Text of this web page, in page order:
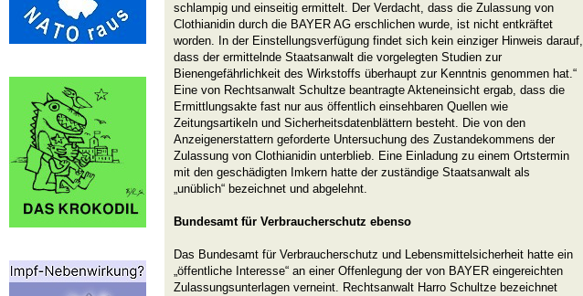
schlampig und einseitig ermittelt. Der Verdacht, dass die Zulassung von
Clothianidin durch die BAYER AG erschlichen wurde, ist nicht entkräftet
worden. In der Einstellungsverfügung findet sich kein einziger Hinweis darauf,
dass der ermittelnde Staatsanwalt die vorgelegten Studien zur
Bienengefährlichkeit des Wirkstoffs überhaupt zur Kenntnis genommen hat.“
Eine von Rechtsanwalt Schultze beantragte Akteneinsicht ergab, dass die
Ermittlungsakte fast nur aus öffentlich einsehbaren Quellen wie
Zeitungsartikeln und Sicherheitsdatenblättern besteht. Die von den
Anzeigenerstattern geforderte Untersuchung des Zustandekommens der
Zulassung von Clothianidin unterblieb. Eine Einladung zu einem Ortstermin
mit den geschädigten Imkern hatte der zuständige Staatsanwalt als
„unüblich“ bezeichnet und abgelehnt.
Bundesamt für Verbraucherschutz ebenso
Das Bundesamt für Verbraucherschutz und Lebensmittelsicherheit hatte ein
„öffentliche Interesse“ an einer Offenlegung der von BAYER eingereichten
Zulassungsunterlagen verneint. Rechtsanwalt Harro Schultze bezeichnet